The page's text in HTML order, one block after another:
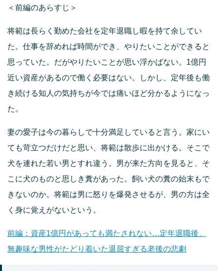
＜前編のあらすじ＞
将範は長らく勤めた会社を定年退職し暇を持て余してい
た。仕事を辞めれば時間ができ、やりたいことができると
思っていた。だがやりたいことが思い浮かばない。1億円
近い資産があるので働く必要はない。しかし、定年後も働
き続ける知人の気持ちが今では痛いほど分かるようになっ
た。
妻の愛子は今の暮らしで十分満足していると言う。家にい
ても苛立つだけだと思い、将範は散歩に出かける。そこで
犬を連れた若い男とすれ違う。男が来た方向を見ると、そ
こに犬のものと思しき糞があった。飼い犬の糞の始末もで
きないのか。将範は男に怒りを爆発させるが、男の方は全
く身に覚えがないという。
前編：資産1億円があっても満たされない…定年退職後、
無趣味な男性がたどり着いた退屈すぎる老後の悲劇